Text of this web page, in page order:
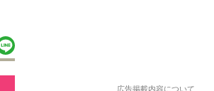
広告掲載内容について